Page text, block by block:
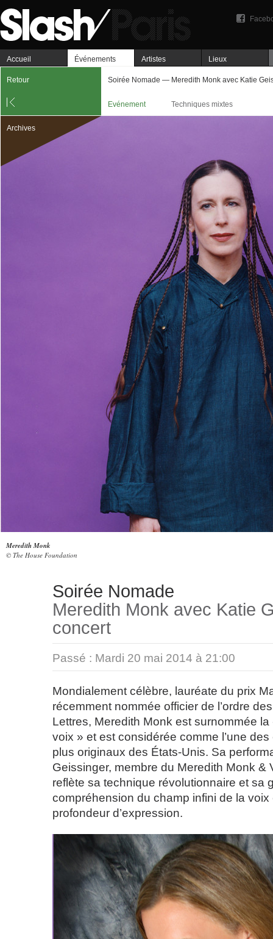
Accueil Événements Artistes Lieux
Retour Soirée Nomade — Meredith Monk avec Katie
Evénement Techniques mixtes
Archives
Meredith Monk
© The House Foundation
Soirée Nomade
Meredith Monk avec Katie
concert
Passé : Mardi 20 mai 2014 à 21:00
Mondialement célèbre, lauréate du prix
récemment nommée officier de l’ordre
Lettres, Meredith Monk est surnommée
voix » et est considérée comme l’une
plus originaux des États-Unis. Sa
Geissinger, membre du Meredith Monk &
reflète sa technique révolutionnaire et sa
compréhension du champ infini de la voix
profondeur d’expression.